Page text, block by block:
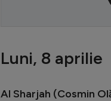
Luni, 8 aprilie
Al Sharjah (Cosmin